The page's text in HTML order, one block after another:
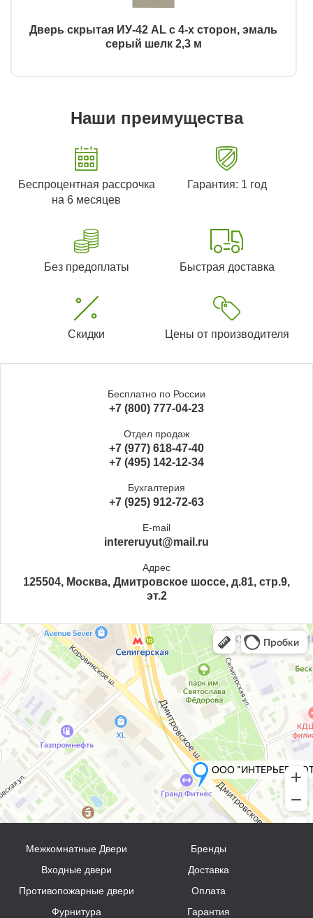
Дверь скрытая ИУ-42 AL с 4-х сторон, эмаль
серый шелк 2,3 м
Наши преимущества
Беспроцентная рассрочка
на 6 месяцев
Гарантия: 1 год
Без предоплаты Быстрая доставка
Скидки Цены от производителя
Бесплатно по России
+7 (800) 777-04-23
Отдел продаж
+7 (977) 618-47-40
+7 (495) 142-12-34
Бухгалтерия
+7 (925) 912-72-63
E-mail
intereruyut@mail.ru
Адрес
125504, Москва, Дмитровское шоссе, д.81, стр.9,
эт.2
Межкомнатные Двери
Входные двери
Противопожарные двери
Фурнитура
Бренды
Доставка
Оплата
Гарантия